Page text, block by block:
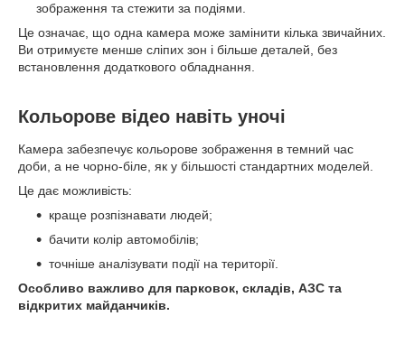
зображення та стежити за подіями.
Це означає, що одна камера може замінити кілька звичайних.
Ви отримуєте менше сліпих зон і більше деталей, без
встановлення додаткового обладнання.
Кольорове відео навіть уночі
Камера забезпечує кольорове зображення в темний час
доби, а не чорно-біле, як у більшості стандартних моделей.
Це дає можливість:
краще розпізнавати людей;
бачити колір автомобілів;
точніше аналізувати події на території.
Особливо важливо для парковок, складів, АЗС та
відкритих майданчиків.